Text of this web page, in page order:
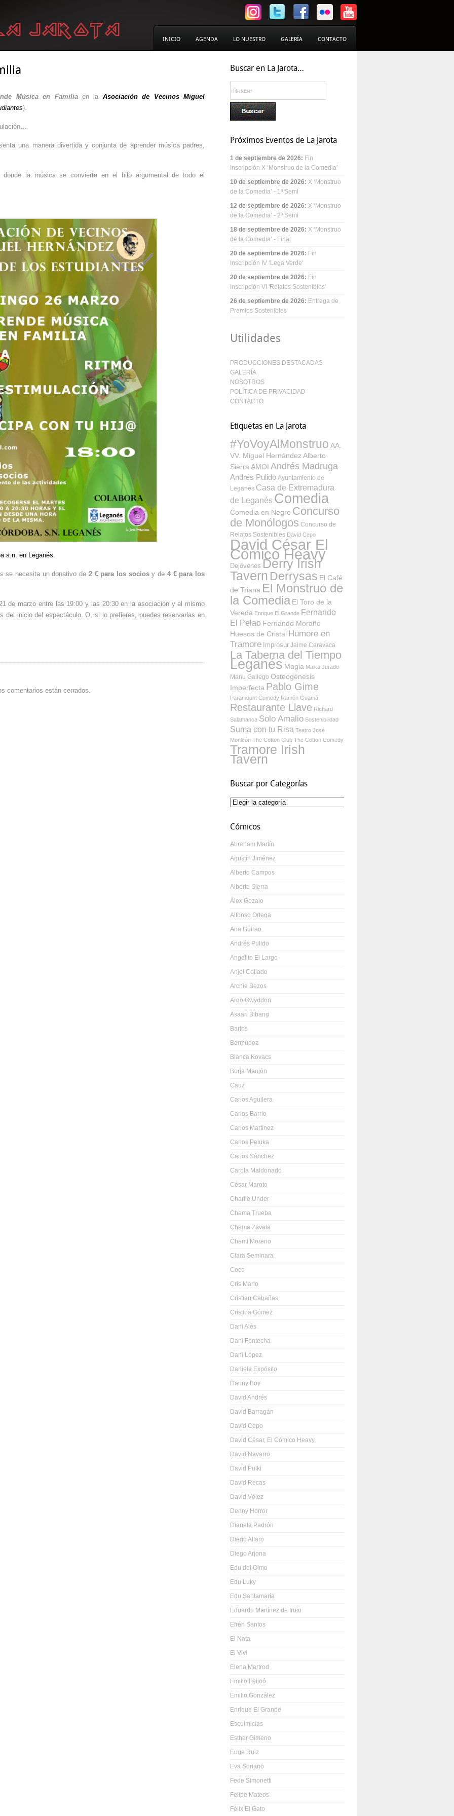
INICIO AGENDA LO NUESTRO GALERÍA CONTACTO
Música en Familiaen la Asociación de Vecinos Miguel
).
una manera divertida y conjunta de aprender música padres,
donde la música se convierte en el hilo argumental de todo el
s.n. en Leganés
se necesita un donativo de 2 € para los sociosy de 4 € para los
de marzo entre las 19:00 y las 20:30 en la asociación y el mismo
del inicio del espectáculo. O, si lo prefieres, puedes reservarlas en
comentarios están cerrados.
Buscar en La Jarota…
Próximos Eventos de La Jarota
1 de septiembre de 2026: Fin
Inscripción X ‘Monstruo de la Comedia’
10 de septiembre de 2026: X ‘Monstruo
de la Comedia’ - 1ª Semi
12 de septiembre de 2026: X ‘Monstruo
de la Comedia’ - 2ª Semi
18 de septiembre de 2026: X ‘Monstruo
de la Comedia’ - Final
20 de septiembre de 2026: Fin
Inscripción IV ‘Lega Verde’
20 de septiembre de 2026: Fin
Inscripción VI 'Relatos Sostenibles'
26 de septiembre de 2026: Entrega de
Premios Sostenibles
Utilidades
PRODUCCIONES DESTACADAS
GALERÍA
NOSOTROS
POLÍTICA DE PRIVACIDAD
CONTACTO
Etiquetas en La Jarota
#YoVoyAlMonstruo AA.
VV. Miguel Hernández Alberto
Sierra AMOI Andrés Madruga
Andrés Pulido Ayuntamiento de
Leganés Casa de Extremadura
de Leganés Comedia
Comedia en Negro Concurso
de Monólogos Concurso de
Relatos Sostenibles David Cepo
David César El
Cómico Heavy
Dejóvenes Derry Irish
Tavern Derrysas El Café
de Triana El Monstruo de
la Comedia El Toro de la
Vereda Enrique El Grande Fernando
El Pelao Fernando Moraño
Huesos de Cristal Humore en
Tramore Improsur Jaime Caravaca
La Taberna del Tiempo
Leganés Magia Maika Jurado
Manu Gallego Osteogénesis
Imperfecta Pablo Gime
Paramount Comedy Ramón Guamá
Restaurante Llave Richard
Salamanca Solo Amalio Sostenibilidad
Suma con tu Risa Teatro José
Monleón The Cotton Club The Cotton Comedy
Tramore Irish
Tavern
Buscar por Categorías
Buscar
Cómicos
Abraham Martín
Agustín Jiménez
Alberto Campos
Alberto Sierra
Álex Gozalo
Alfonso Ortega
Ana Guirao
Andrés Pulido
Angelito El Largo
Anjel Collado
Archie Bezos
Ardo Gwyddon
Asaari Bibang
Bartos
Bermúdez
Bianca Kovacs
Borja Manjón
Caoz
Carlos Aguilera
Carlos Barrio
Carlos Martínez
Carlos Peluka
Carlos Sánchez
Carola Maldonado
César Maroto
Charlie Under
Chema Trueba
Chema Zavala
Chemi Moreno
Clara Seminara
Coco
Cris Marlo
Cristian Cabañas
Cristina Gómez
Dani Alés
Dani Fontecha
Dani López
Daniela Expósito
Danny Boy
David Andrés
David Barragán
David Cepo
David César, El Cómico Heavy
David Navarro
David Pulki
David Recas
David Vélez
Denny Horror
Dianela Padrón
Diego Alfaro
Diego Arjona
Edu del Olmo
Edu Luky
Edu Santamaría
Eduardo Martínez de Irujo
Efrén Santos
El Nata
El Vivi
Elena Martrod
Emilio Feijoó
Emilio González
Enrique El Grande
Esculmicias
Esther Gimeno
Euge Ruiz
Eva Soriano
Fede Simonetti
Felipe Mateos
Félix El Gato